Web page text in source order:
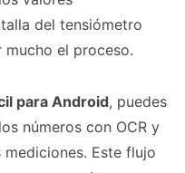
del tensiómetro
el proceso.
para Android, puedes
números con OCR y
Este flujo